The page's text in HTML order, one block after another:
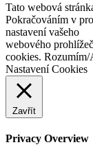
Tato webová
Pokračováním v
nastavení vašeho
webového
cookies. Rozumím/
Nastavení Cookies
Zavřít
Privacy Overview